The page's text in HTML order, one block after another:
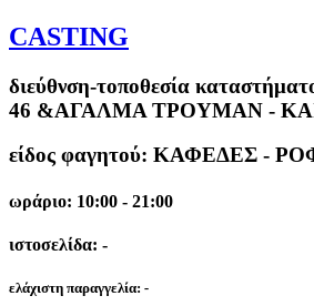
CASTING
διεύθνση-τοποθεσία
46 &ΑΓΑΛΜΑ ΤΡΟΥΜΑΝ -
είδος φαγητού: ΚΑΦΕΔΕΣ -
ωράριο: 10:00 - 21:00
ιστοσελίδα: -
ελάχιστη παραγγελία: -